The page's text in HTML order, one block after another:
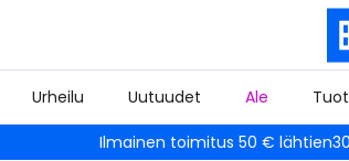
Urheilu Uutuudet Ale
Ilmainen toimitus 50 € lähtien